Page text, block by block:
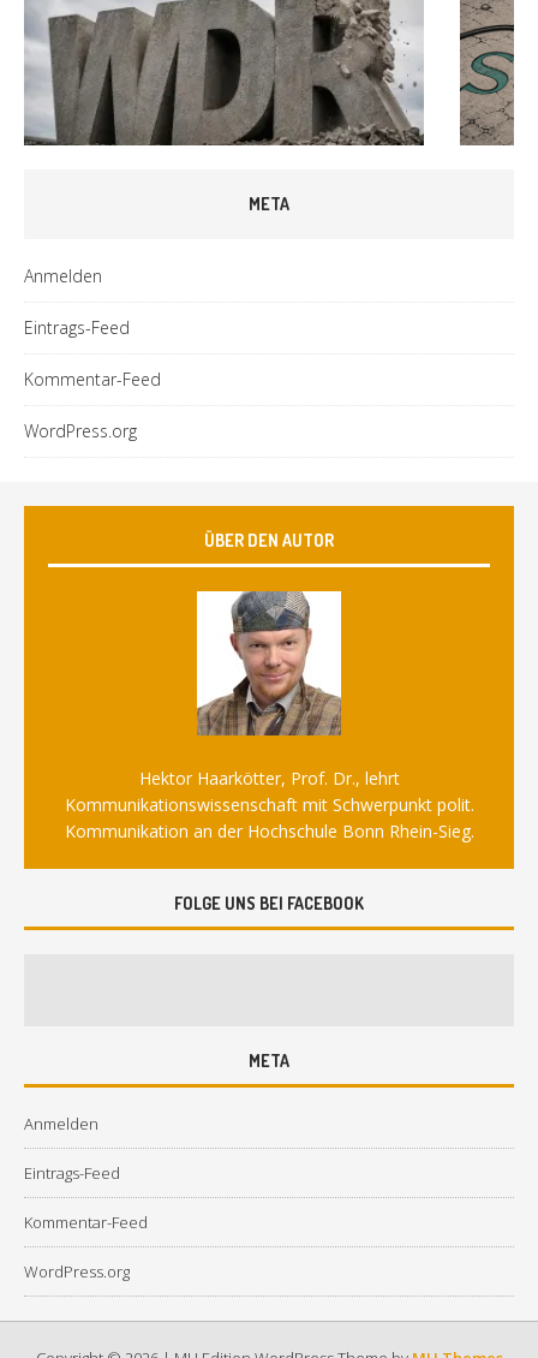
META
Anmelden
Eintrags-Feed
Kommentar-Feed
WordPress.org
ÜBER DEN AUTOR
Hektor Haarkötter, Prof. Dr., lehrt
Kommunikationswissenschaft mit Schwerpunkt polit.
Kommunikation an der Hochschule Bonn Rhein-Sieg.
FOLGE UNS BEI FACEBOOK
META
Anmelden
Eintrags-Feed
Kommentar-Feed
WordPress.org